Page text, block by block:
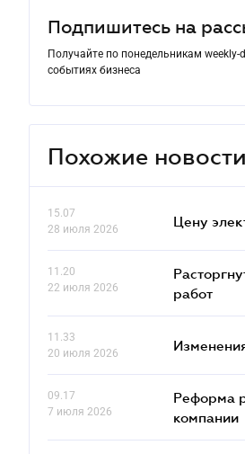
Подпишитесь на
Получайте по понедельникам
событиях бизнеса
Похожие новости
15.07
28 июля 2026
Цену
11.20
22 июля 2026
работ
11.33
20 июля 2026
09.17
7 июля 2026
Реформа
компании